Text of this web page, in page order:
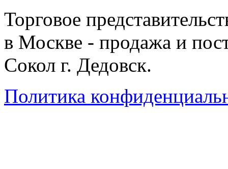
Торговое
в Москве - продажа и
Сокол г. Дедовск.
Политика